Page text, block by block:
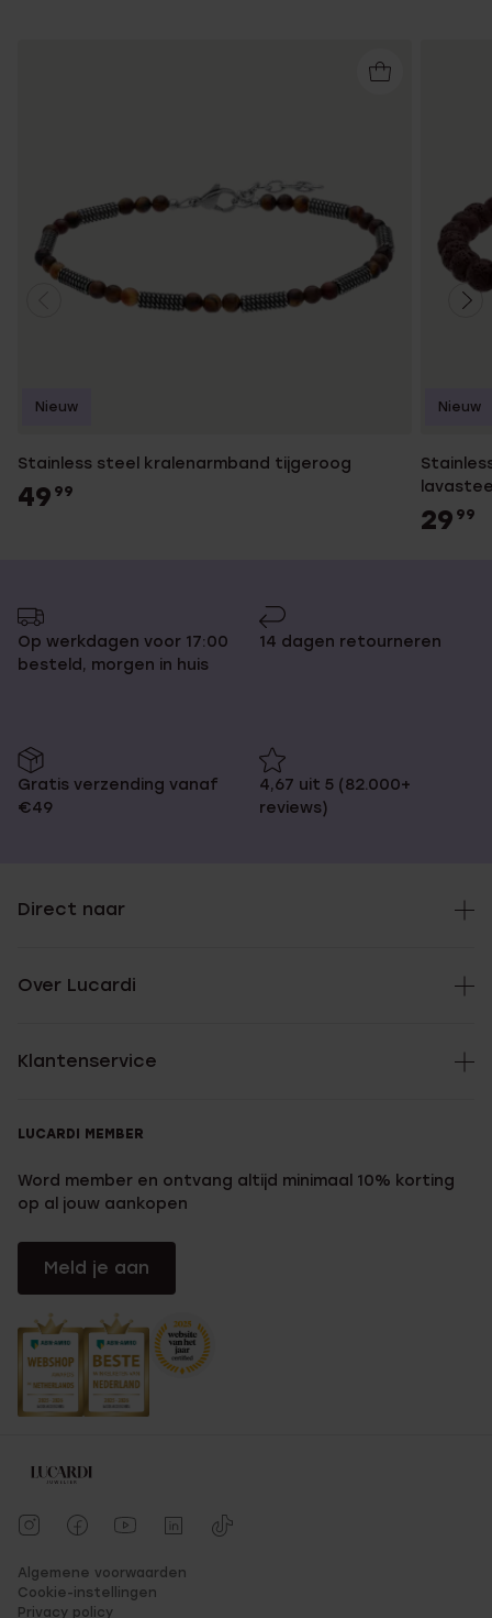
Stainless steel kralenarmband tijgeroog
49 99
Nieuw
29 99
Nieuw
Op werkdagen voor 17:00
besteld, morgen in huis
14 dagen retourneren
Gratis verzending vanaf
€49
4,67 uit 5 (82.000+
reviews)
Direct naar
Over Lucardi
Klantenservice
LUCARDI MEMBER
Word member en ontvang altijd minimaal 10% korting
op al jouw aankopen
Meld je aan
Algemene voorwaarden
Cookie-instellingen
Privacy policy